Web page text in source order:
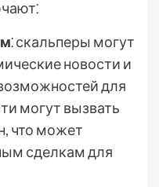
⁚ скальперы могут
новости и
для
могут вызвать
что может
сделкам для